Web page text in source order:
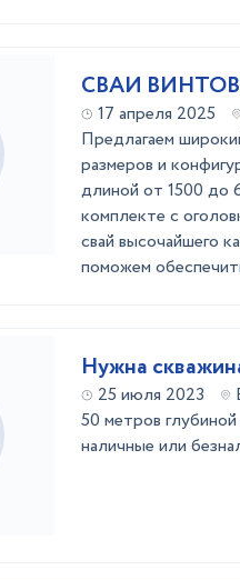
СВАИ
17 апреля 2025
Предлагаем
размеров и
длиной от 1500 до
комплекте с
свай высочайшего
поможем
Нужна
25 июля 2023
50 метров
наличные или